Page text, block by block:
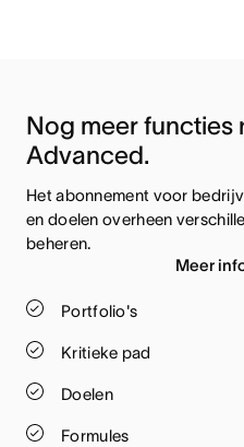
Nog meer functies
Advanced.
Het abonnement voor
en doelen overheen
beheren.
Meer
Portfolio's
Kritieke pad
Doelen
Formules